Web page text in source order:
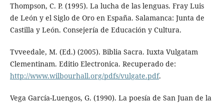
Thompson, C. P. (1995). La lucha de las lenguas. Fray Luis
de León y el Siglo de Oro en España. Salamanca: Junta de
Castilla y León. Consejería de Educación y Cultura.
Tvveedale, M. (Ed.) (2005). Biblia Sacra. Iuxta Vulgatam
Clementinam. Editio Electronica. Recuperado de:
http://www.wilbourhall.org/pdfs/vulgate.pdf.
Vega García-Luengos, G. (1990). La poesía de San Juan de la